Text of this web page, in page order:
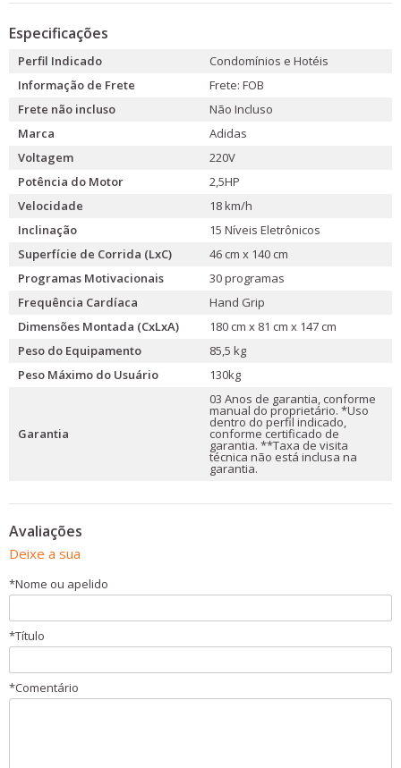
Especificações
Perfil Indicado
Condomínios e Hotéis
Informação de Frete
Frete: FOB
Frete não incluso
Não Incluso
Marca
Adidas
Voltagem
220V
Potência do Motor
2,5HP
Velocidade
18 km/h
Inclinação
15 Níveis Eletrônicos
Superfície de Corrida (LxC)
46 cm x 140 cm
Programas Motivacionais
30 programas
Frequência Cardíaca
Hand Grip
Dimensões Montada (CxLxA)
180 cm x 81 cm x 147 cm
Peso do Equipamento
85,5 kg
Peso Máximo do Usuário
130kg
Garantia
03 Anos de garantia, conforme
manual do proprietário. *Uso
dentro do perfil indicado,
conforme certificado de
garantia. **Taxa de visita
técnica não está inclusa na
garantia.
Avaliações
Deixe a sua
*Nome ou apelido
*Título
*Comentário